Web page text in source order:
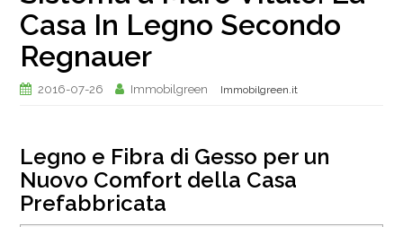
Casa In Legno Secondo
Regnauer
2016-07-26 Immobilgreen Immobilgreen.it
Legno e Fibra di Gesso per un
Nuovo Comfort della Casa
Prefabbricata